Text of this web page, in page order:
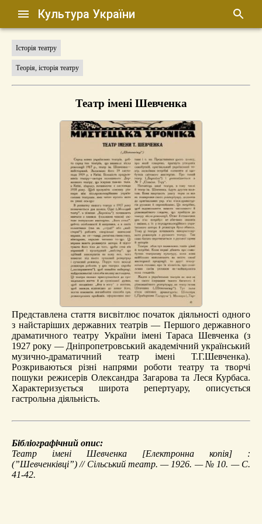
Культура України
Історія театру
Теорія, історія театру
Театр імені Шевченка
Представлена стаття висвітлює початок діяльності одного
з найстаріших державних театрів — Першого державного
драматичного театру України імені Тараса Шевченка (з
1927 року — Дніпропетровський академічний український
музично-драматичний театр імені Т.Г.Шевченка).
Розкриваються різні напрями роботи театру та творчі
пошуки режисерів Олександра Загарова та Леся Курбаса.
Характеризується широта репертуару, описується
гастрольна діяльність.
Бібліографічний опис:
Театр імені Шевченка [Електронна копія] :
(”Шевченківці”) // Сільський театр. — 1926. — № 10. — С.
41-42.